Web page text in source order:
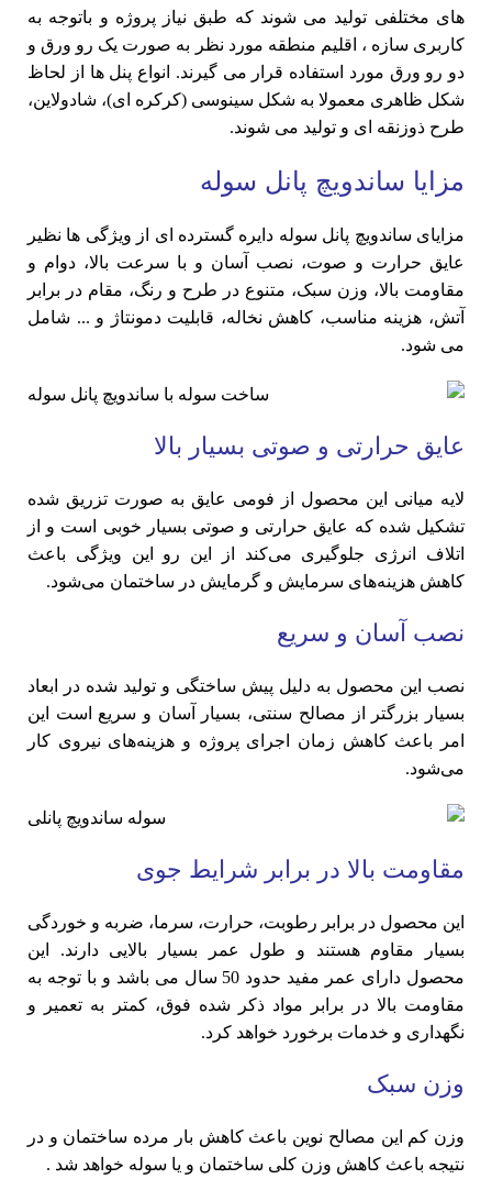
های مختلفی تولید می شوند که طبق نیاز پروژه و باتوجه‌ به
کاربری سازه ، اقلیم منطقه مورد نظر به صورت یک رو ورق و
دو رو ورق مورد استفاده قرار می گیرند. انواع پنل ها از لحاظ
شکل ظاهری معمولا به شکل سینوسی (کرکره ای)، شادولاین،
طرح ذوزنقه ای و تولید می شوند.
مزایا ساندویچ پانل سوله
مزایای ساندویچ پانل سوله دایره گسترده ای از ویژگی ها نظیر
عایق حرارت و صوت، نصب آسان و با سرعت بالا، دوام و
مقاومت بالا، وزن سبک، متنوع در طرح و رنگ، مقام در برابر
آتش، هزینه مناسب، کاهش نخاله، قابلیت دمونتاژ و ... شامل
می شود.
عایق حرارتی و صوتی بسیار بالا
لایه میانی این محصول از فومی عایق به صورت تزریق شده
تشکیل شده که عایق حرارتی و صوتی بسیار خوبی است و از
اتلاف انرژی جلوگیری می‌کند از این رو این ویژگی باعث
کاهش هزینه‌های سرمایش و گرمایش در ساختمان می‌شود.
نصب آسان و سریع
نصب این محصول به دلیل پیش ساختگی و تولید شده در ابعاد
بسیار بزرگتر از مصالح سنتی، بسیار آسان و سریع است این
امر باعث کاهش زمان اجرای پروژه و هزینه‌های نیروی کار
می‌شود.
مقاومت بالا در برابر شرایط جوی
این محصول در برابر رطوبت، حرارت، سرما، ضربه و خوردگی
بسیار مقاوم هستند و طول عمر بسیار بالایی دارند. این
محصول دارای عمر مفید حدود 50 سال می باشد و با توجه به
مقاومت بالا در برابر مواد ذکر شده فوق، کمتر به تعمیر و
نگهداری و خدمات برخورد خواهد کرد.
وزن سبک
وزن کم این مصالح نوین باعث کاهش بار مرده ساختمان و در
نتیجه باعث کاهش وزن کلی ساختمان و یا سوله خواهد شد .